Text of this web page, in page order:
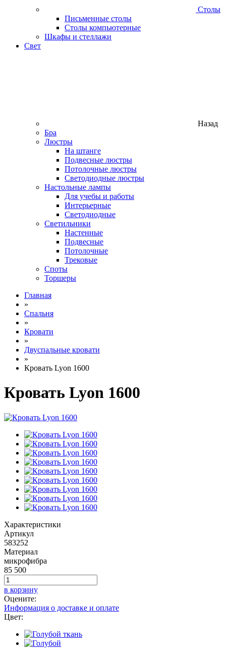
Столы
Письменные столы
Столы компьютерные
Шкафы и стеллажи
Свет
Назад
Бра
Люстры
На штанге
Подвесные люстры
Потолочные люстры
Светодиодные люстры
Настольные лампы
Для учебы и работы
Интерьерные
Светодиодные
Светильники
Настенные
Подвесные
Потолочные
Трековые
Споты
Торшеры
Главная
»
Спальня
»
Кровати
»
Двуспальные кровати
»
Кровать Lyon 1600
Кровать Lyon 1600
Характеристики
Артикул
583252
Материал
микрофибра
85 500
в корзину
Оцените:
Информация о доставке и оплате
Цвет: